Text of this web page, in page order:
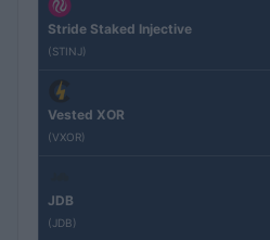
Stride Staked Injective
(STINJ)
Vested XOR
(VXOR)
JDB
(JDB)